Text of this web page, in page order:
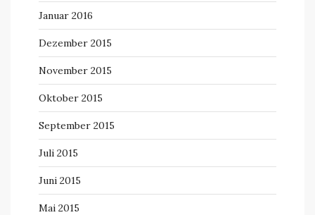
Januar 2016
Dezember 2015
November 2015
Oktober 2015
September 2015
Juli 2015
Juni 2015
Mai 2015